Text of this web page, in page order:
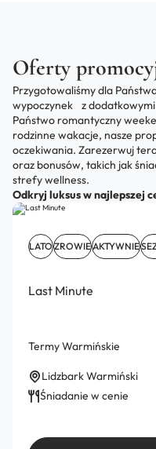
Oferty
Przygotowaliśmy dla
wypoczynek z dodatkowymi
Państwo romantyczny
rodzinne wakacje, nasze
oczekiwania. Zarezerwuj
oraz bonusów, takich jak
strefy wellness.
Odkryj luksus w najlepszej
Last Minute
LATOZROWIEAKTYWNIE
Termy Warmińskie
Lidzbark Warmiński
Śniadanie w cenie